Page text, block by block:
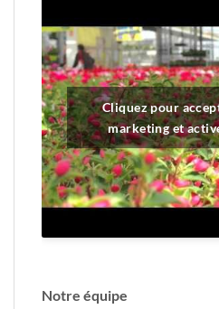
Cliquez pour
marketing et
Notre équipe